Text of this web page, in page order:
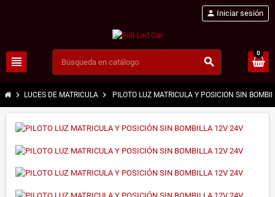
view_headline search
person Iniciar sesión
0
chevron_right LUCES DE MATRICULA chevron_right PILOTO LUZ MATRICULA Y POSICION SIN